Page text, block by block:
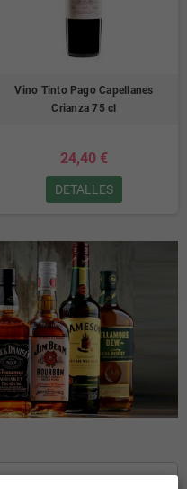
Vino Tinto Pago Capellanes
Crianza 75 cl
24,40 €
DETALLES